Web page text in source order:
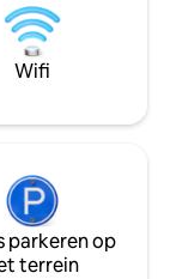
toeristische
Egypte. Er is ook
dak van het
worden
Wifi
parkeren op
terrein